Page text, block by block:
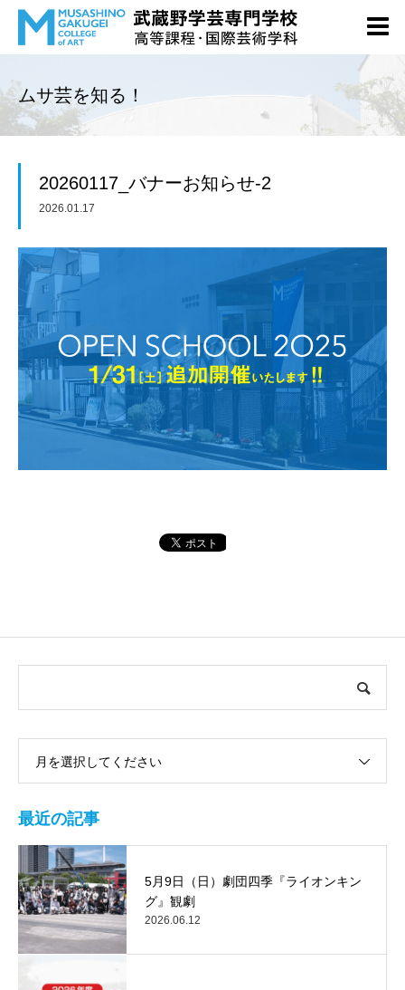
ムサ芸を知る！
20260117_バナーお知らせ-2
2026.01.17
月を選択してください
最近の記事
5月9日（日）劇団四季『ライオンキン
グ』観劇
2026.06.12